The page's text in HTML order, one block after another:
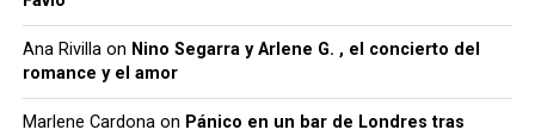
Ana Rivillaon Nino Segarra y Arlene G. , el concierto del
romance y el amor
Marlene Cardonaon Pánico en un bar de Londres tras